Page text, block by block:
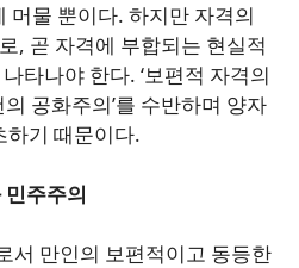
머물 뿐이다. 하지만 자격의
, 곧 자격에 부합되는 현실적
타나야 한다. ‘보편적 자격의
의 공화주의’를 수반하며 양자
하기 때문이다.
주주의
서 만인의 보편적이고 동등한